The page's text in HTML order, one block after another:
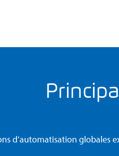
d’automatisation globales